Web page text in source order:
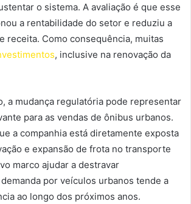
o sistema. A avaliação é que esse
a rentabilidade do setor e reduziu a
receita. Como consequência, muitas
, inclusive na renovação da
a mudança regulatória pode representar
para as vendas de ônibus urbanos.
a companhia está diretamente exposta
e expansão de frota no transporte
marco ajudar a destravar
por veículos urbanos tende a
ao longo dos próximos anos.